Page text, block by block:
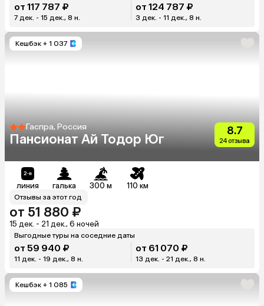
от 117 787 ₽
7 дек. - 15 дек., 8 н.
от 124 787 ₽
3 дек. - 11 дек., 8 н.
Кешбэк + 1 037
Гаспра, Россия
Пансионат Ай Тодор Юг
8.7
24 отзыва
линия галька 300 м 110 км
Отзывы за этот год
от 51 880 ₽
15 дек. - 21 дек., 6 ночей
Выгодные туры на соседние даты
от 59 940 ₽
11 дек. - 19 дек., 8 н.
от 61 070 ₽
13 дек. - 21 дек., 8 н.
Кешбэк + 1 085